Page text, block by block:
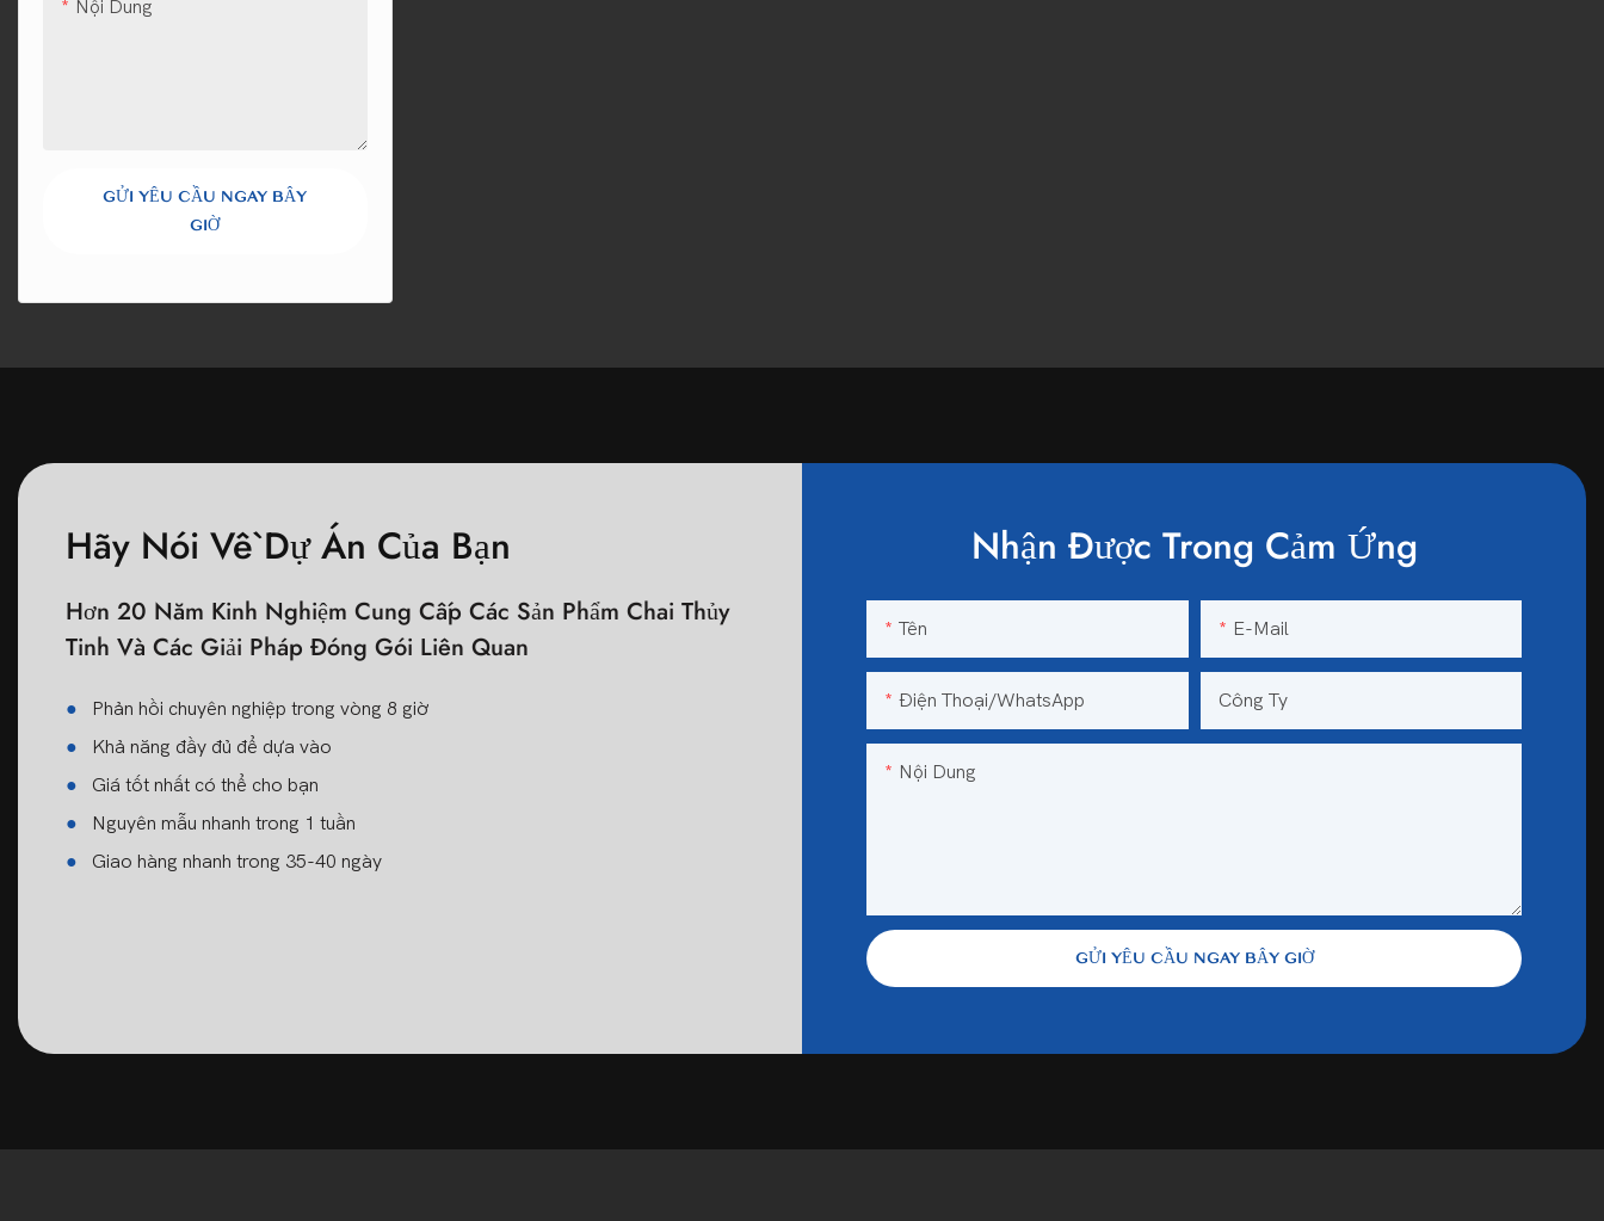
Nội Dung
GỬI YÊU CẦU NGAY BÂY
GIỜ
Hãy Nói Về Dự Án Của Bạn
Hơn 20 Năm Kinh Nghiệm Cung Cấp Các Sản Phẩm Chai Thủy
Tinh Và Các Giải Pháp Đóng Gói Liên Quan
●
Phản hồi chuyên nghiệp trong vòng 8 giờ
●
Khả năng đầy đủ để dựa vào
●
Giá tốt nhất có thể cho bạn
●
Nguyên mẫu nhanh trong 1 tuần
●
Giao hàng nhanh trong 35-40 ngày
Nhận Được Trong Cảm Ứng
Tên E-Mail
Điện Thoại/WhatsApp Công Ty
Nội Dung
GỬI YÊU CẦU NGAY BÂY GIỜ